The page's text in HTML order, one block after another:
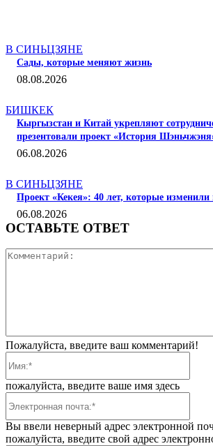
В СИНЬЦЗЯНЕ
Сады, которые меняют жизнь
08.08.2026
БИШКЕК
Кыргызстан и Китай укрепляют
презентовали проект «История
06.08.2026
В СИНЬЦЗЯНЕ
Проект «Кекея»: 40 лет, которые
06.08.2026
ОСТАВЬТЕ ОТВЕТ
Пожалуйста, введите ваш комментарий!
пожалуйста, введите ваше имя здесь
Вы ввели неверный адрес электронной
пожалуйста, введите свой адрес